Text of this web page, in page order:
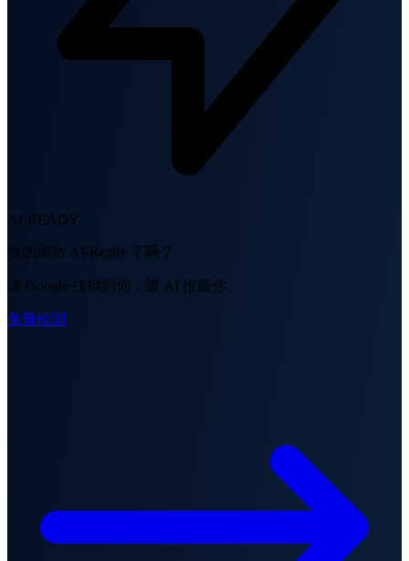
AI-READY
你的網站 AI-Ready 了嗎？
讓 Google 找得到你，讓 AI 推薦你。
免費檢測